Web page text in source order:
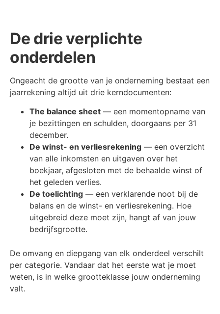
De drie verplichte
onderdelen
Ongeacht de grootte van je onderneming bestaat een
jaarrekening altijd uit drie kerndocumenten:
The balance sheet — een momentopname van
je bezittingen en schulden, doorgaans per 31
december.
De winst- en verliesrekening — een overzicht
van alle inkomsten en uitgaven over het
boekjaar, afgesloten met de behaalde winst of
het geleden verlies.
De toelichting — een verklarende noot bij de
balans en de winst- en verliesrekening. Hoe
uitgebreid deze moet zijn, hangt af van jouw
bedrijfsgrootte.
De omvang en diepgang van elk onderdeel verschilt
per categorie. Vandaar dat het eerste wat je moet
weten, is in welke grootteklasse jouw onderneming
valt.